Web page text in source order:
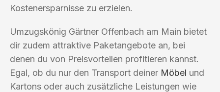
Kostenersparnisse zu erzielen.
Umzugskönig Gärtner Offenbach am Main bietet
dir zudem attraktive Paketangebote an, bei
denen du von Preisvorteilen profitieren kannst.
Egal, ob du nur den Transport deiner Möbel und
Kartons oder auch zusätzliche Leistungen wie